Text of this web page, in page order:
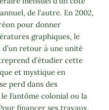
de l’autre. En 2002,
pour donner
graphiques, le
d’un retour à une unité
d’étudier cette
et mystique en
perd dans des
Fantôme colonial ou la
financer ses travaux,